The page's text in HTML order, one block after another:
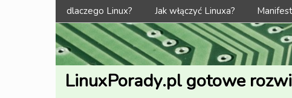
Menu
dlaczego Linux? Jak włączyć Linuxa?
LinuxPorady.pl gotowe